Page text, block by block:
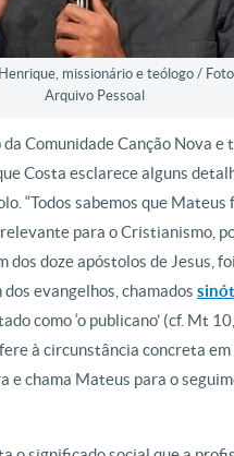
missionário e teólogo /
Arquivo Pessoal
Comunidade Canção Nova e
Costa esclarece alguns
“Todos sabemos que Mateus
para o Cristianismo,
dos doze apóstolos de Jesus,
dos evangelhos, chamados
como ‘o publicano’ (cf. Mt
à circunstância concreta em
e chama Mateus para o